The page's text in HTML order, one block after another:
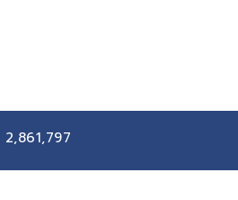
2,861,797